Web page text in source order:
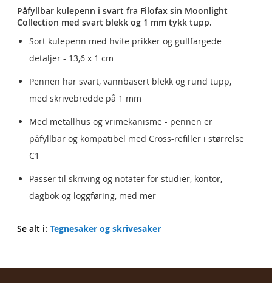
Påfyllbar kulepenn i svart fra Filofax sin Moonlight
Collection med svart blekk og 1 mm tykk tupp.
Sort kulepenn med hvite prikker og gullfargede
detaljer - 13,6 x 1 cm
Pennen har svart, vannbasert blekk og rund tupp,
med skrivebredde på 1 mm
Med metallhus og vrimekanisme - pennen er
påfyllbar og kompatibel med Cross-refiller i størrelse
C1
Passer til skriving og notater for studier, kontor,
dagbok og loggføring, med mer
Se alt i:Tegnesaker og skrivesaker